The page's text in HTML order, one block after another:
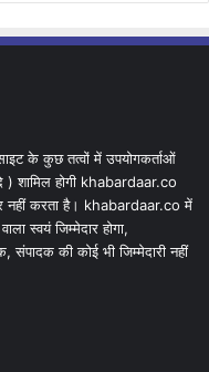
के कुछ तत्वों में उपयोगकर्ताओं
) शामिल होगी khabardaar.co
नहीं करता है। khabardaar.co में
स्वयं जिम्मेदार होगा,
की कोई भी जिम्मेदारी नहीं